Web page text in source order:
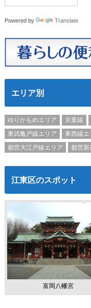
Powered by Translate
エリア別
ゆりかもめエリア 京葉線
東武亀戸線エリア
東西線エ
都営大江戸線エリア
都営新
江東区のスポット
富岡八幡宮